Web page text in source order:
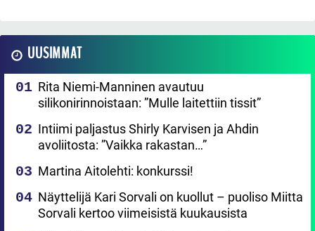
UUSIMMAT
Rita Niemi-Manninen avautuu
silikonirinnoistaan: ”Mulle laitettiin tissit”
Intiimi paljastus Shirly Karvisen ja Ahdin
avoliitosta: ”Vaikka rakastan…”
Martina Aitolehti: konkurssi!
Näyttelijä Kari Sorvali on kuollut – puoliso Miitta
Sorvali kertoo viimeisistä kuukausista